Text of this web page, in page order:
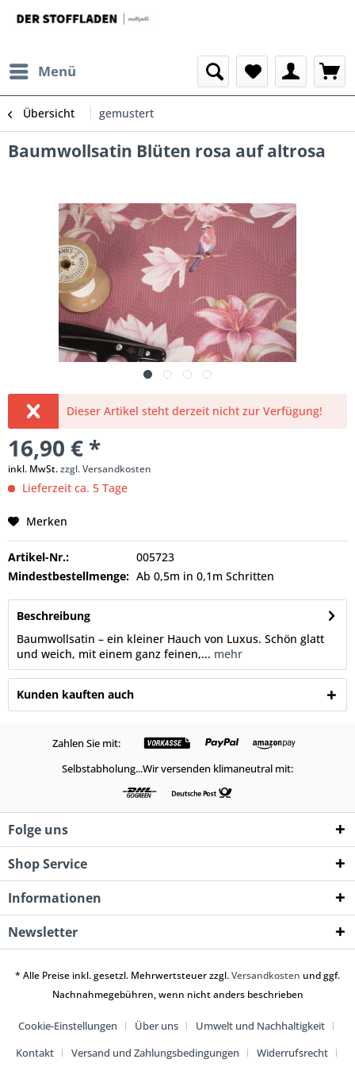
Menü
Übersicht gemustert
Baumwollsatin Blüten rosa auf altrosa
Dieser Artikel steht derzeit nicht zur Verfügung!
16,90 € *
inkl. MwSt.zzgl. Versandkosten
Lieferzeit ca. 5 Tage
Merken
Artikel-Nr.:
005723
Mindestbestellmenge: Ab 0,5m in 0,1m Schritten
Beschreibung
Baumwollsatin – ein kleiner Hauch von Luxus. Schön glatt
und weich, mit einem ganz feinen,... mehr
Kunden kauften auch
Zahlen Sie mit:
Selbstabholung...Wir versenden klimaneutral mit:
Folge uns
Shop Service
Informationen
Newsletter
* Alle Preise inkl. gesetzl. Mehrwertsteuer zzgl.Versandkosten und ggf.
Nachnahmegebühren, wenn nicht anders beschrieben
Cookie-Einstellungen Über uns
Umwelt und Nachhaltigkeit
Kontakt
Versand und Zahlungsbedingungen Widerrufsrecht